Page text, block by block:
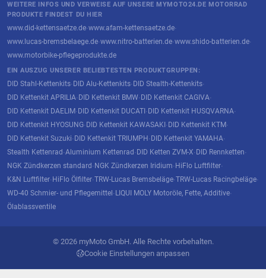
WEITERE INFOS UND VERWEISE AUF UNSERE MYMOTO24.DE MOTORRAD
PRODUKTE FINDEST DU HIER
www.did-kettensaetze.de·www.afam-kettensaetze.de·
www.lucas-bremsbelaege.de·www.nitro-batterien.de·www.shido-batterien.de·
www.motorbike-pflegeprodukte.de
EIN AUSZUG UNSERER BELIEBTESTEN PRODUKTGRUPPEN:
DID Stahl-Kettenkits· DID Alu-Kettenkits· DID Stealth-Kettenkits·
DID Kettenkit APRILIA· DID Kettenkit BMW· DID Kettenkit CAGIVA·
DID Kettenkit DAELIM· DID Kettenkit DUCATI· DID Kettenkit HUSQVARNA·
DID Kettenkit HYOSUNG· DID Kettenkit KAWASAKI· DID Kettenkit KTM·
DID Kettenkit Suzuki· DID Kettenkit TRIUMPH· DID Kettenkit YAMAHA·
Stealth Kettenrad·Aluminium Kettenrad· DID Ketten ZVM-X· DID Rennketten·
NGK Zündkerzen standard· NGK Zündkerzen Iridium· HiFlo Luftfilter·
K&N Luftfilter· HiFlo Ölfilter·TRW-Lucas Bremsbeläge·TRW-Lucas Racingbeläge·
WD-40 Schmier- und Pflegemittel· LIQUI MOLY Motoröle, Fette, Additive·
Ölablassventile
© 2026 myMoto GmbH. Alle Rechte vorbehalten.
Cookie Einstellungen anpassen